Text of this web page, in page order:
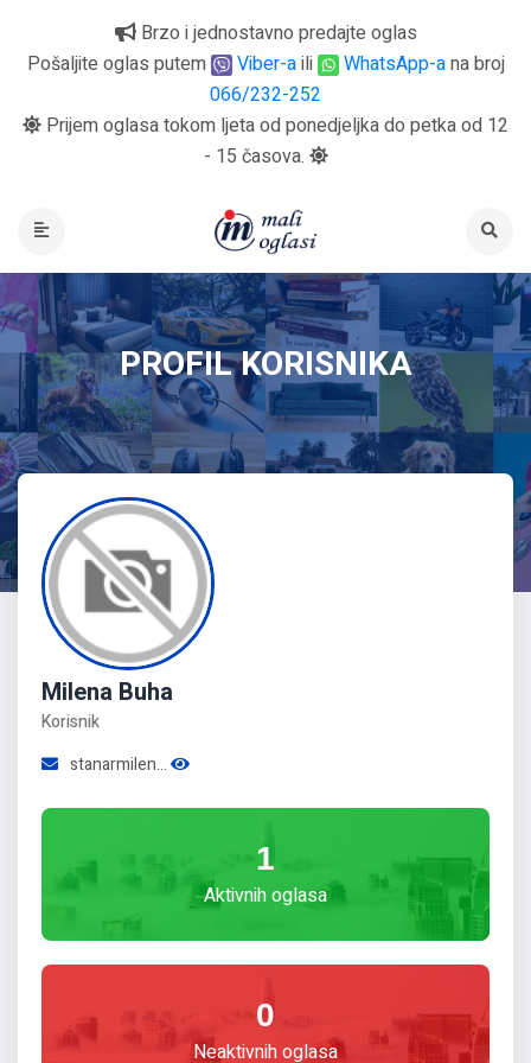
Brzo i jednostavno predajte oglas
Pošaljite oglas putem
Viber-aili WhatsApp-ana broj
066/232-252
Prijem oglasa tokom ljeta od ponedjeljka do petka od 12
- 15 časova.
PROFIL KORISNIKA
Milena Buha
Korisnik
stanarmilen...
1
Aktivnih oglasa
0
Neaktivnih oglasa